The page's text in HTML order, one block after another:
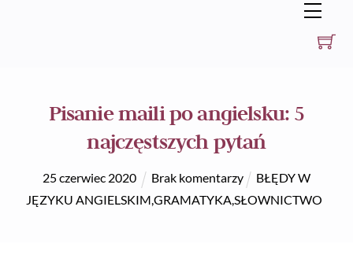
Pisanie maili po angielsku: 5
najczęstszych pytań
25czerwiec 2020 Brak komentarzy
BŁĘDY W
JĘZYKU ANGIELSKIM,GRAMATYKA,SŁOWNICTWO